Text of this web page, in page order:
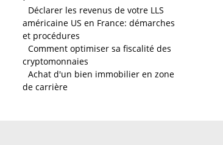
Déclarer les revenus de votre LLS
américaine US en France: démarches
et procédures
Comment optimiser sa fiscalité des
cryptomonnaies
Achat d'un bien immobilier en zone
de carrière